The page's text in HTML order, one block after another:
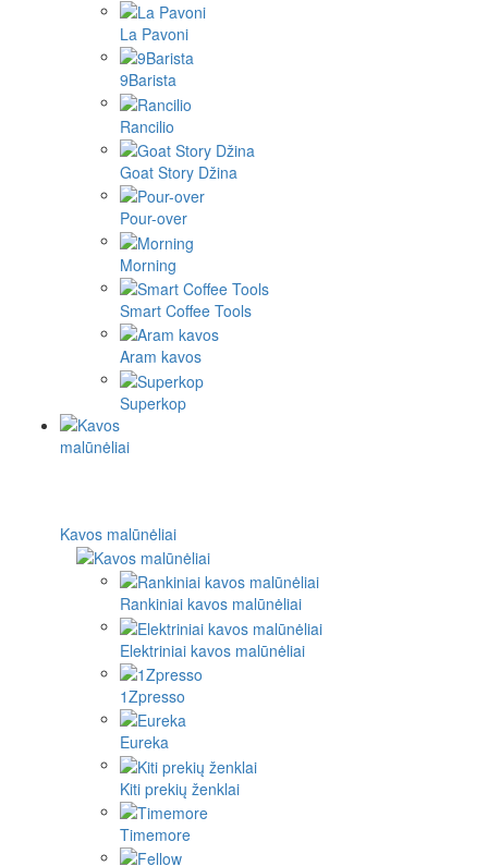
La Pavoni
9Barista
Rancilio
Goat Story Džina
Pour-over
Morning
Smart Coffee Tools
Aram kavos
Superkop
Kavos malūnėliai
Rankiniai kavos malūnėliai
Elektriniai kavos malūnėliai
1Zpresso
Eureka
Kiti prekių ženklai
Timemore